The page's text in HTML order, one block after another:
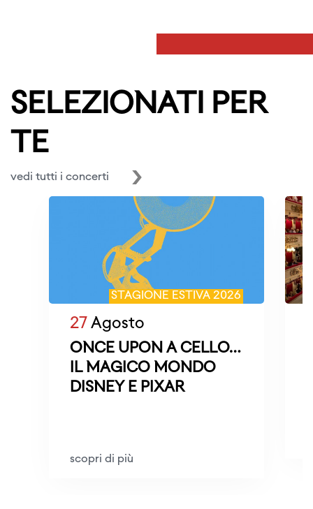
SELEZIONATI PER
TE
vedi tutti i concerti
STAGIONE ESTIVA 2026
27 Agosto
ONCE UPON A CELLO…
IL MAGICO MONDO
DISNEY E PIXAR
scopri di più